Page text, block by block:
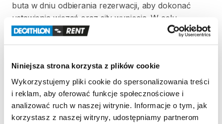
Niniejsza strona korzysta z plików cookie
Wykorzystujemy pliki cookie do spersonalizowania treści
i reklam, aby oferować funkcje społecznościowe i
analizować ruch w naszej witrynie. Informacje o tym, jak
korzystasz z naszej witryny, udostępniamy partnerom
buta w dniu odbierania rezerwacji​,​ aby dokonać
ustawienia wiązań oraz siły wypięcia. W celu
przyspieszenia regulacji
o
przygotowanie następujących informacji o
umiejętności w skali 1–3.
Jeżeli klient nie dostarczy swojego buta
narciarskiego przy odbiorze nart ​,​ regulację wiązań
wykonuje we własnym zakresie.